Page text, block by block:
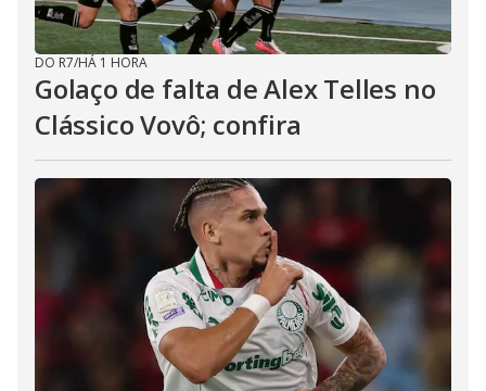
DO R7/HÁ 1 HORA
Golaço de falta de Alex Telles no
Clássico Vovô; confira